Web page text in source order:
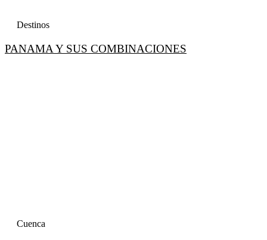
Destinos
PANAMA Y SUS COMBINACIONES
Cuenca